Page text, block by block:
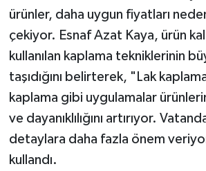
ürünler, daha uygun fiyatları
çekiyor. Esnaf Azat Kaya, ürün
kullanılan kaplama tekniklerinin
taşıdığını belirterek, "Lak
kaplama gibi uygulamalar
ve dayanıklılığını artırıyor.
detaylara daha fazla önem
kullandı.